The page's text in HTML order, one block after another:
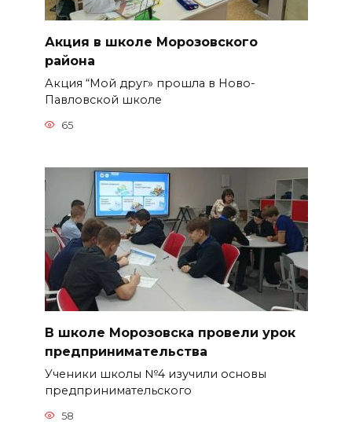
Акция в школе Морозовского
района
Акция “Мой друг» прошла в Ново-
Павловской школе
65
В школе Морозовска провели урок
предпринимательства
Ученики школы №4 изучили основы
предпринимательского
58